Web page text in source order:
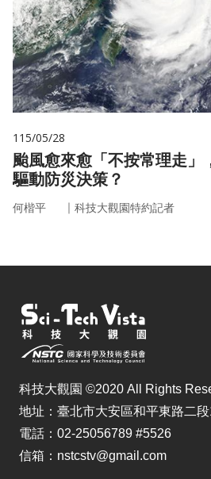
115/05/28
颱風愈來愈「不按常理走」
驅動防災決策？
何楷平 ｜ 科技大觀園特約記者
科技大觀園 ©2020 All Rights
地址：臺北市大安區和平東路二
電話：02-25056789 #5526
信箱：nstcstv@gmail.com